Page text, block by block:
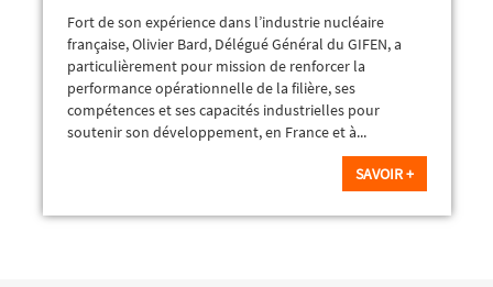
Fort de son expérience dans l’industrie nucléaire
française, Olivier Bard, Délégué Général du GIFEN, a
particulièrement pour mission de renforcer la
performance opérationnelle de la filière, ses
compétences et ses capacités industrielles pour
soutenir son développement, en France et à...
SAVOIR +